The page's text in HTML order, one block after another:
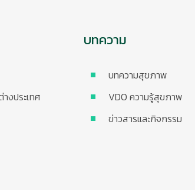
งประเทศ
บทความ
บทความสุขภาพ
VDO ความรู้สุขภาพ
ข่าวสารและกิจกรรม